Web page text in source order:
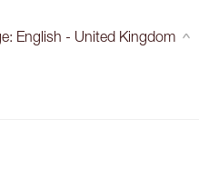
: English - United Kingdom